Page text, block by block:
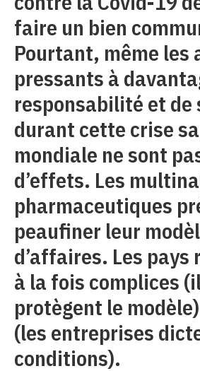
faire un bien
Pourtant, même les
pressants à
responsabilité et
durant cette crise
mondiale ne sont
d’effets. Les
pharmaceutiques
peaufiner leur
d’affaires. Les pays
à la fois complices
protègent le
(les entreprises
conditions).